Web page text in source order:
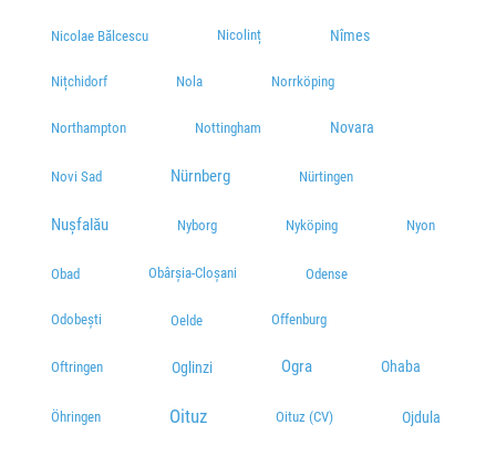
Nicolae Bălcescu Nicolinț Nîmes
Nițchidorf Nola Norrköping
Northampton Nottingham Novara
Novi Sad Nürnberg Nürtingen
Nușfalău Nyborg Nyköping Nyon
Obad Obârșia-Cloșani Odense
Odobești Oelde Offenburg
Oftringen Oglinzi Ogra Ohaba
Öhringen Oituz Oituz (CV) Ojdula